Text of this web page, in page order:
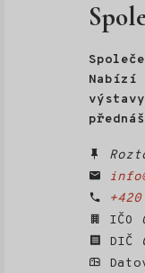
Nabízí
IČO
DIČ